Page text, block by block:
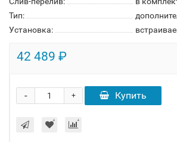
Тип:
Установка:
42 489 ₽
+
- Купить